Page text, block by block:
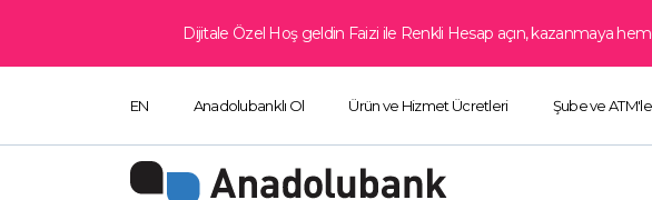
Dijitale Özel Hoş geldin Faizi ile Renkli Hesap açın, kazanmaya
EN Anadolubanklı Ol Ürün ve Hizmet Ücretleri Şube ve